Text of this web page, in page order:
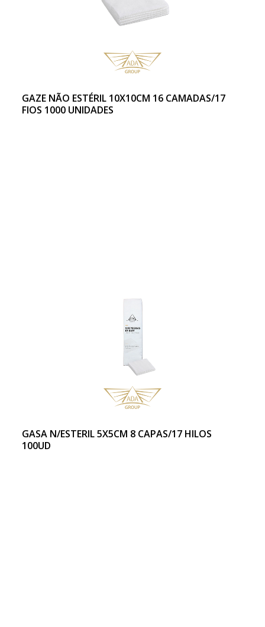
GAZE NÃO ESTÉRIL 10X10CM 16 CAMADAS/17
FIOS 1000 UNIDADES
GASA N/ESTERIL 5X5CM 8 CAPAS/17 HILOS
100UD